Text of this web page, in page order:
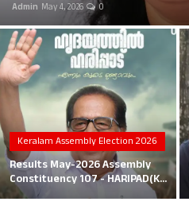
Business
Local News
Earn Money
Tutorials
Malayalam
Admin May 4, 2026 0
Keralam Assembly Election 2026
Results May-2026 Assembly
Constituency 107 - HARIPAD(K...